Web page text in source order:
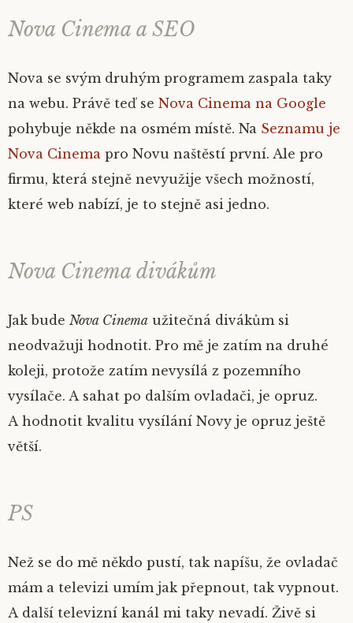
Nova Cinema a SEO
Nova se svým druhým programem zaspala taky
na webu. Právě teď se Nova Cinema na Google
pohybuje někde na osmém místě. Na Seznamu je
Nova Cinema pro Novu naštěstí první. Ale pro
firmu, která stejně nevyužije všech možností,
které web nabízí, je to stejně asi jedno.
Nova Cinema divákům
Jak bude Nova Cinema užitečná divákům si
neodvažuji hodnotit. Pro mě je zatím na druhé
koleji, protože zatím nevysílá z pozemního
vysílače. A sahat po dalším ovladači, je opruz.
A hodnotit kvalitu vysílání Novy je opruz ještě
větší.
PS
Než se do mě někdo pustí, tak napíšu, že ovladač
mám a televizi umím jak přepnout, tak vypnout.
A další televizní kanál mi taky nevadí. Živě si